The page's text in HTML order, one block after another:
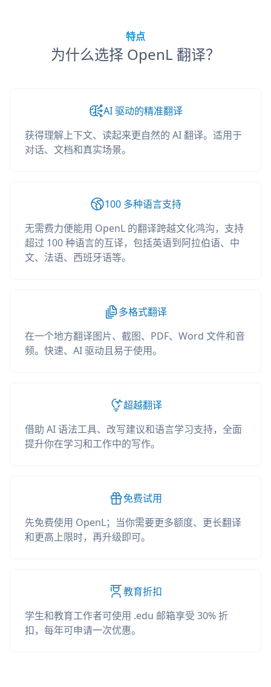
特点
为什么选择 OpenL 翻译？
AI 驱动的精准翻译
获得理解上下文、读起来更自然的 AI 翻译。适用于
对话、文档和真实场景。
100 多种语言支持
无需费力便能用 OpenL 的翻译跨越文化鸿沟，支持
超过 100 种语言的互译，包括英语到阿拉伯语、中
文、法语、西班牙语等。
多格式翻译
在一个地方翻译图片、截图、PDF、Word 文件和音
频。快速、AI 驱动且易于使用。
超越翻译
借助 AI 语法工具、改写建议和语言学习支持，全面
提升你在学习和工作中的写作。
免费试用
先免费使用 OpenL；当你需要更多额度、更长翻译
和更高上限时，再升级即可。
教育折扣
学生和教育工作者可使用 .edu 邮箱享受 30% 折
扣，每年可申请一次优惠。